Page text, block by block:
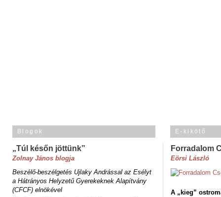
Blogok
„Túl későn jöttünk”
Zolnay János blogja
Beszélő-beszélgetés Ujlaky Andrással az Esélyt
a Hátrányos Helyzetű Gyerekeknek Alapítvány
(CFCF) elnökével
E-kikötő
Forradalom
Eörsi László
A „kieg”